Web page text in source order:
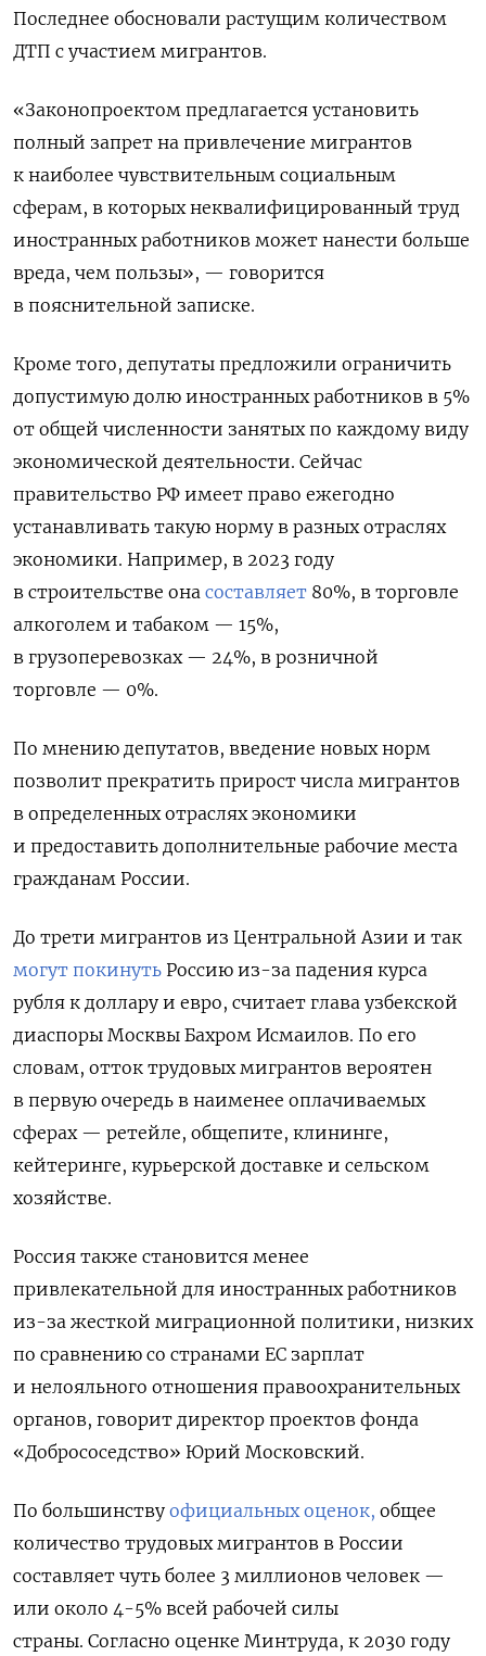
Последнее обосновали растущим количеством
ДТП с участием мигрантов.
«Законопроектом предлагается установить
полный запрет на привлечение мигрантов
к наиболее чувствительным социальным
сферам, в которых неквалифицированный труд
иностранных работников может нанести больше
вреда, чем пользы», — говорится
в пояснительной записке.
Кроме того, депутаты предложили ограничить
допустимую долю иностранных работников в 5%
от общей численности занятых по каждому виду
экономической деятельности. Сейчас
правительство РФ имеет право ежегодно
устанавливать такую норму в разных отраслях
экономики. Например, в 2023 году
в строительстве она составляет 80%, в торговле
алкоголем и табаком — 15%,
в грузоперевозках — 24%, в розничной
торговле — 0%.
По мнению депутатов, введение новых норм
позволит прекратить прирост числа мигрантов
в определенных отраслях экономики
и предоставить дополнительные рабочие места
гражданам России.
До трети мигрантов из Центральной Азии и так
могут покинуть Россию из-за падения курса
рубля к доллару и евро, считает глава узбекской
диаспоры Москвы Бахром Исмаилов. По его
словам, отток трудовых мигрантов вероятен
в первую очередь в наименее оплачиваемых
сферах — ретейле, общепите, клининге,
кейтеринге, курьерской доставке и сельском
хозяйстве.
Россия также становится менее
привлекательной для иностранных работников
из-за жесткой миграционной политики, низких
по сравнению со странами ЕС зарплат
и нелояльного отношения правоохранительных
органов, говорит директор проектов фонда
«Добрососедство» Юрий Московский.
По большинству официальных оценок, общее
количество трудовых мигрантов в России
составляет чуть более 3 миллионов человек —
или около 4-5% всей рабочей силы
страны. Согласно оценке Минтруда, к 2030 году